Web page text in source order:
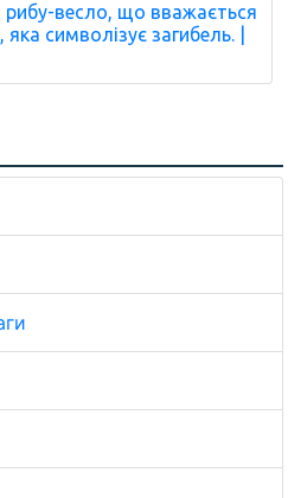
рибу-весло, що вважається
символізує загибель. |